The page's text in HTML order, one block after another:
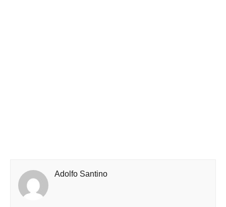
Adolfo Santino